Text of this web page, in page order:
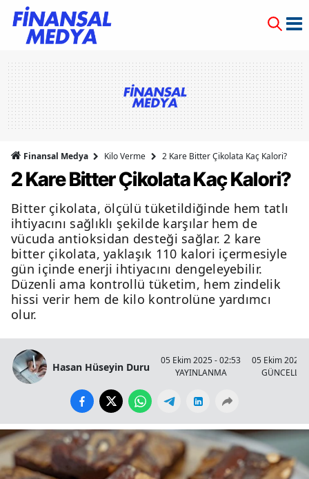
Finansal Medya Kilo Verme 2 Kare Bitter Çikolata Kaç Kalori?
2 Kare Bitter Çikolata Kaç Kalori?
Bitter çikolata, ölçülü tüketildiğinde hem tatlı
ihtiyacını sağlıklı şekilde karşılar hem de
vücuda antioksidan desteği sağlar. 2 kare
bitter çikolata, yaklaşık 110 kalori içermesiyle
gün içinde enerji ihtiyacını dengeleyebilir.
Düzenli ama kontrollü tüketim, hem zindelik
hissi verir hem de kilo kontrolüne yardımcı
olur.
Hasan Hüseyin Duru
05 Ekim 2025 - 02:53
YAYINLANMA
05 Ekim 2025